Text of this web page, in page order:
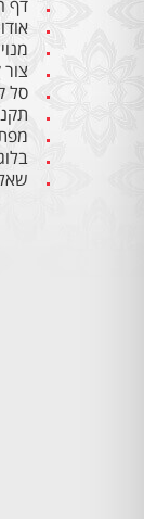
דף
סל